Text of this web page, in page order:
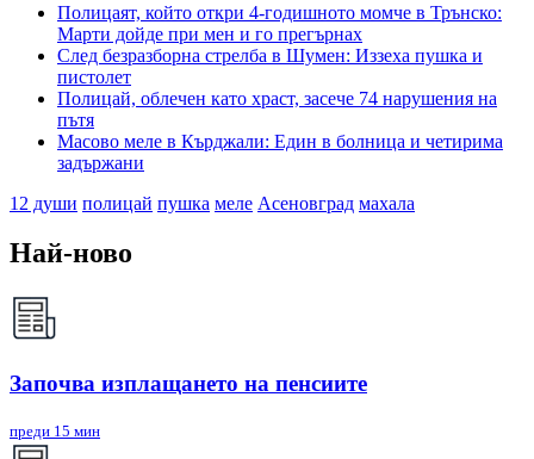
Полицаят, който откри 4-годишното момче в Трънско:
Марти дойде при мен и го прегърнах
След безразборна стрелба в Шумен: Иззеха пушка и
пистолет
Полицай, облечен като храст, засече 74 нарушения на
пътя
Масово меле в Кърджали: Един в болница и четирима
задържани
12 души полицай пушка меле Асеновград махала
Най-ново
Започва изплащането на пенсиите
преди 15 мин